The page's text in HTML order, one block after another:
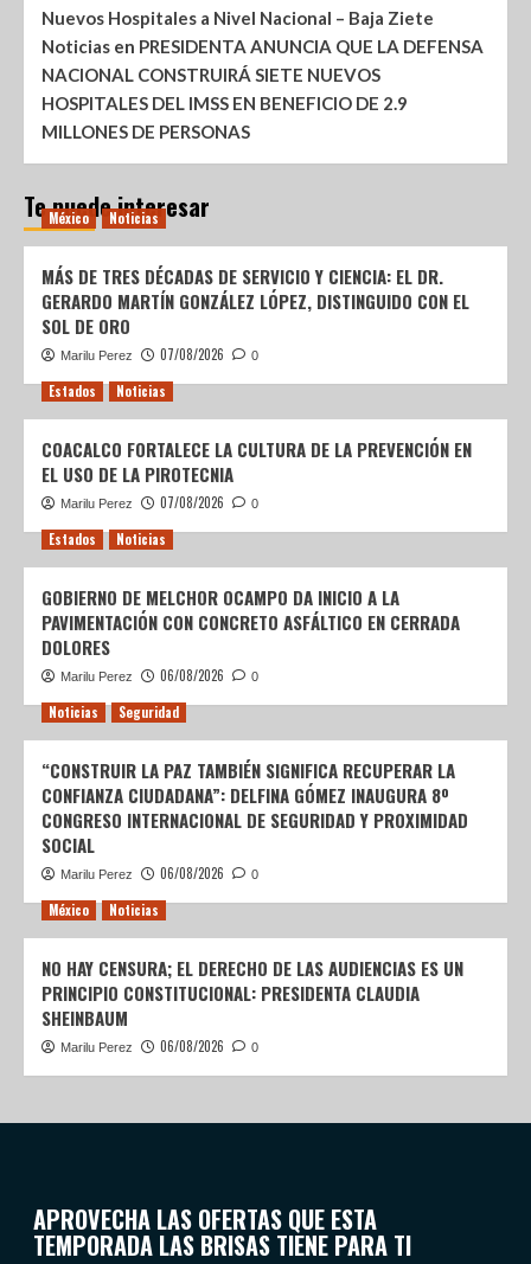
Nuevos Hospitales a Nivel Nacional – Baja Ziete
Noticias en PRESIDENTA ANUNCIA QUE LA DEFENSA
NACIONAL CONSTRUIRÁ SIETE NUEVOS
HOSPITALES DEL IMSS EN BENEFICIO DE 2.9
MILLONES DE PERSONAS
Te puede interesar
México Noticias
MÁS DE TRES DÉCADAS DE SERVICIO Y CIENCIA: EL DR.
GERARDO MARTÍN GONZÁLEZ LÓPEZ, DISTINGUIDO CON EL
SOL DE ORO
Marilu Perez 07/08/2026 0
Estados Noticias
COACALCO FORTALECE LA CULTURA DE LA PREVENCIÓN EN
EL USO DE LA PIROTECNIA
Marilu Perez 07/08/2026 0
Estados Noticias
GOBIERNO DE MELCHOR OCAMPO DA INICIO A LA
PAVIMENTACIÓN CON CONCRETO ASFÁLTICO EN CERRADA
DOLORES
Marilu Perez 06/08/2026 0
Noticias Seguridad
“CONSTRUIR LA PAZ TAMBIÉN SIGNIFICA RECUPERAR LA
CONFIANZA CIUDADANA”: DELFINA GÓMEZ INAUGURA 8º
CONGRESO INTERNACIONAL DE SEGURIDAD Y PROXIMIDAD
SOCIAL
Marilu Perez 06/08/2026 0
México Noticias
NO HAY CENSURA; EL DERECHO DE LAS AUDIENCIAS ES UN
PRINCIPIO CONSTITUCIONAL: PRESIDENTA CLAUDIA
SHEINBAUM
Marilu Perez 06/08/2026 0
APROVECHA LAS OFERTAS QUE ESTA
TEMPORADA LAS BRISAS TIENE PARA TI